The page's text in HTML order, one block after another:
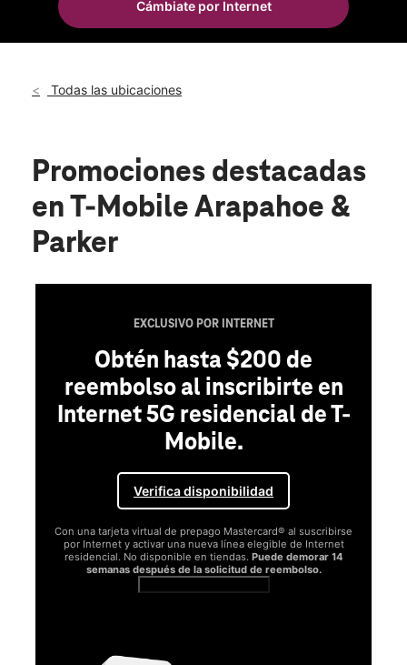
Dom.:
11:00 a.m. a 6:00 p.m.
15735 East Arapahoe Rd Ste 4 And 5 Centennial, CO 80016
Cámbiate por Internet
Todas las ubicaciones
Promociones destacadas
en T-Mobile Arapahoe &
Parker
EXCLUSIVO POR INTERNET
Obtén hasta $200 de
reembolso al inscribirte en
Internet 5G residencial de T-
Mobile.
Verifica disponibilidad
Con una tarjeta virtual de prepago Mastercard® al suscribirse
por Internet y activar una nueva línea elegible de Internet
residencial. No disponible en tiendas. Puede demorar 14
semanas después de la solicitud de reembolso.